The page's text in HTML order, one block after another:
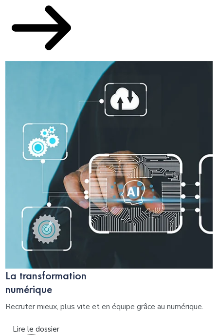
La transformation
numérique
Recruter mieux, plus vite et en équipe grâce au numérique.
Lire le dossier